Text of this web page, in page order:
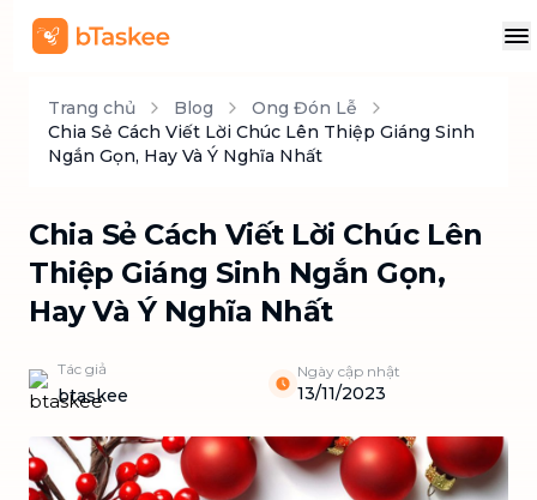
Trang chủ Blog
Ong Đón Lễ
Chia Sẻ Cách Viết Lời Chúc Lên Thiệp Giáng Sinh
Ngắn Gọn, Hay Và Ý Nghĩa Nhất
Chia Sẻ Cách Viết Lời Chúc Lên
Thiệp Giáng Sinh Ngắn Gọn,
Hay Và Ý Nghĩa Nhất
Tác giả
btaskee
Ngày cập nhật
13/11/2023